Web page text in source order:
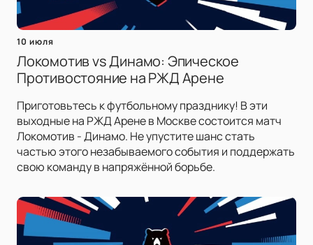
10 июля
Локомотив vs Динамо: Эпическое
Противостояние на РЖД Арене
Приготовьтесь к футбольному празднику! В эти
выходные на РЖД Арене в Москве состоится матч
Локомотив - Динамо. Не упустите шанс стать
частью этого незабываемого события и поддержать
свою команду в напряжённой борьбе.